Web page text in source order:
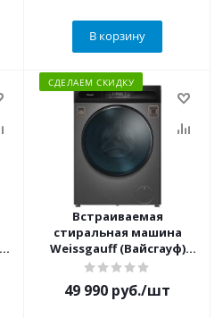
В корзину
СДЕЛАЕМ СКИДКУ
Встраиваемая
стиральная машина
Weissgauff (Вайсгауф)
WMD 49411 DC Inverter
49 990 руб./шт